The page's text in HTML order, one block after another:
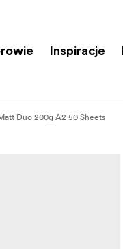
Inspiracje
Duo 200g A2 50 Sheets